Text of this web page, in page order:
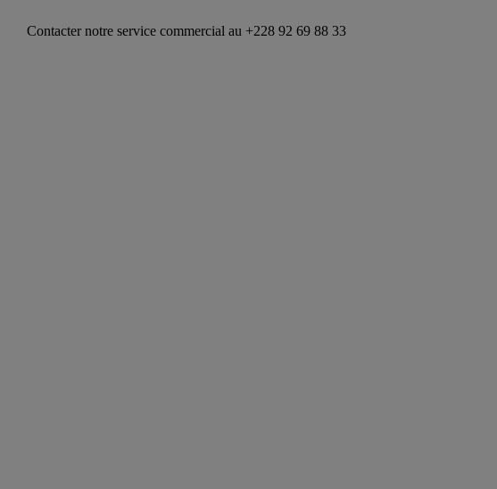
notre service commercial au +228 92 69 88 33